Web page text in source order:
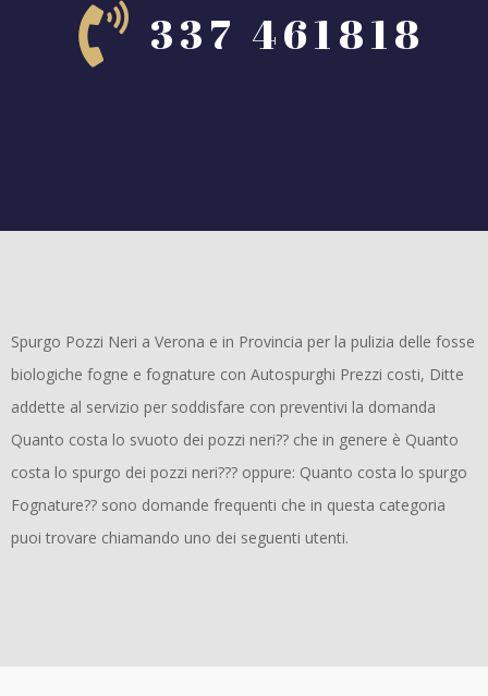
337 461818
Spurgo Pozzi Neri a Verona e in Provincia per la pulizia delle fosse
biologiche fogne e fognature con Autospurghi Prezzi costi, Ditte
addette al servizio per soddisfare con preventivi la domanda
Quanto costa lo svuoto dei pozzi neri?? che in genere è Quanto
costa lo spurgo dei pozzi neri??? oppure: Quanto costa lo spurgo
Fognature?? sono domande frequenti che in questa categoria
puoi trovare chiamando uno dei seguenti utenti.